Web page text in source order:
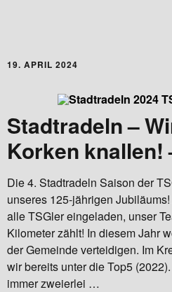
19. APRIL 2024
Stadtradeln –
Korken knallen!
Die 4. Stadtradeln Saison der
unseres 125-jährigen
alle TSGler eingeladen, unser
Kilometer zählt! In diesem Jahr
der Gemeinde verteidigen. Im
wir bereits unter die Top5
immer zweierlei …